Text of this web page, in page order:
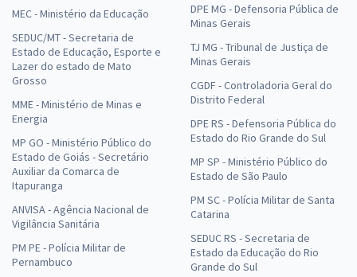
MEC - Ministério da Educação
SEDUC/MT - Secretaria de
Estado de Educação, Esporte e
Lazer do estado de Mato
Grosso
MME - Ministério de Minas e
Energia
MP GO - Ministério Público do
Estado de Goiás - Secretário
Auxiliar da Comarca de
Itapuranga
ANVISA - Agência Nacional de
Vigilância Sanitária
PM PE - Polícia Militar de
Pernambuco
DPE MG - Defensoria Pública de
Minas Gerais
TJ MG - Tribunal de Justiça de
Minas Gerais
CGDF - Controladoria Geral do
Distrito Federal
DPE RS - Defensoria Pública do
Estado do Rio Grande do Sul
MP SP - Ministério Público do
Estado de São Paulo
PM SC - Polícia Militar de Santa
Catarina
SEDUC RS - Secretaria de
Estado da Educação do Rio
Grande do Sul